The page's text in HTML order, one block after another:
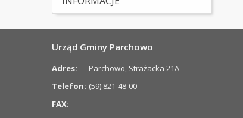
Urząd Gminy Parchowo
Adres:
Parchowo, Strażacka 21A
Telefon: (59) 821-48-00
FAX: